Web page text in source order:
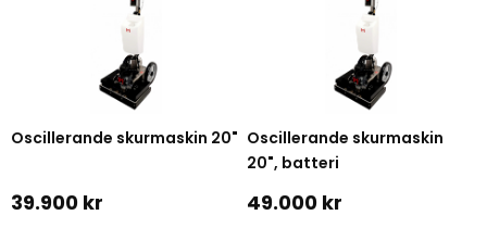
Oscillerande skurmaskin 20"
39.900 kr
Oscillerande skurmaskin
20", batteri
49.000 kr